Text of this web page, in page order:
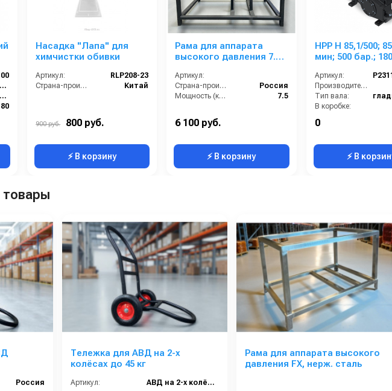
1/2 внутренняя резьба
1/2 внутренняя резьба
80
Насадка "Лапа" для
химчистки обивки
Артикул:
RLP208-23
Страна-производитель:
Китай
900 руб. 800 руб.
⚡ В корзину
Рама для аппарата
высокого давления 7.5
Артикул:
Страна-производитель:
Россия
Мощность (кВт):
7.5
6 100 руб.
⚡ В корзину
HPP H 85,1/500;
мин; 500 бар.;
Артикул:
Производительность (л/мин):
Тип вала:
В коробке:
0
⚡ В
товары
Россия
Тележка для АВД на 2-х
колёсах до 45 кг
Артикул: АВД на 2-х колёсах до 45 кг
Рама для аппарата высокого
давления FX, нерж. сталь